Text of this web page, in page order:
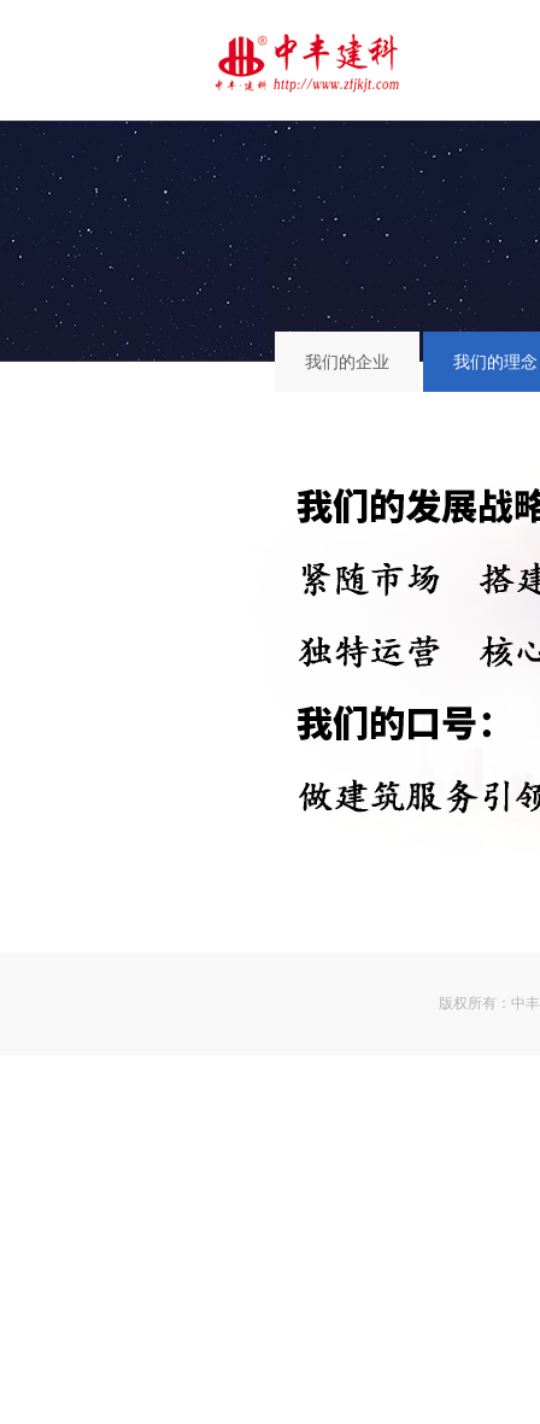
我们的企业 我们的理念
版权所有： 中